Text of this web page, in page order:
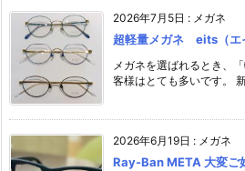
2026年7月5日 : メガネ
超軽量メガネ eits（エ
メガネを選ばれるとき、
客様はとても多いです。
2026年6月19日 : メガネ
Ray-Ban META 大変ご